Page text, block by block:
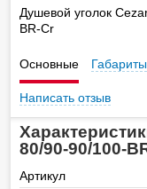
Душевой уголок
BR-Cr
Основные Габариты
Написать отзыв
80/90-90/100-
Артикул